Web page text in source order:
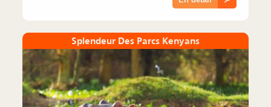
Splendeur Des Parcs Kenyans